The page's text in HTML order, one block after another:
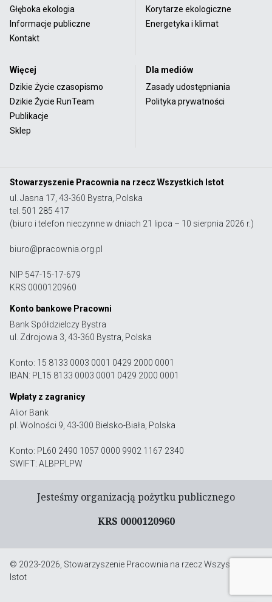
Głęboka ekologia
Informacje publiczne
Kontakt
Korytarze ekologiczne
Energetyka i klimat
Więcej
Dzikie Życie czasopismo
Dzikie Życie RunTeam
Publikacje
Sklep
Dla mediów
Zasady udostępniania
Polityka prywatności
Stowarzyszenie Pracownia na rzecz Wszystkich Istot
ul. Jasna 17, 43-360 Bystra, Polska
tel. 501 285 417
(biuro i telefon nieczynne w dniach 21 lipca – 10 sierpnia 2026 r.)
biuro@pracownia.org.pl
NIP 547-15-17-679
KRS 0000120960
Konto bankowe Pracowni
Bank Spółdzielczy Bystra
ul. Zdrojowa 3, 43-360 Bystra, Polska
Konto: 15 8133 0003 0001 0429 2000 0001
IBAN: PL15 8133 0003 0001 0429 2000 0001
Wpłaty z zagranicy
Alior Bank
pl. Wolności 9, 43-300 Bielsko-Biała, Polska
Konto: PL60 2490 1057 0000 9902 1167 2340
SWIFT: ALBPPLPW
Jesteśmy organizacją pożytku publicznego
KRS 0000120960
© 2023-2026, Stowarzyszenie Pracownia na rzecz Wszystkich
Istot